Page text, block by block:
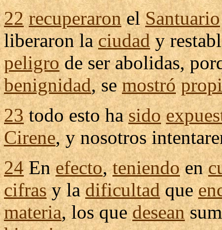
22 recuperaronelSantuario
liberaronlaciudady
peligrode serabolidas,
benignidad, semostró
23todo esto hasido
Cirene, y nosotros
24Enefecto,teniendoen
cifrasy ladificultadque
materia, los quedesean